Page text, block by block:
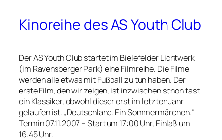
Kinoreihe des AS Youth Club
Der AS Youth Club startet im Bielefelder Lichtwerk
(im Ravensberger Park) eine Filmreihe. Die Filme
werden alle etwas mit Fußball zu tun haben. Der
erste Film, den wir zeigen, ist inzwischen schon fast
ein Klassiker, obwohl dieser erst im letzten Jahr
gelaufen ist. „Deutschland. Ein Sommermärchen.“
Termin 07.11.2007 – Start um 17:00 Uhr, Einlaß um
16.45 Uhr.